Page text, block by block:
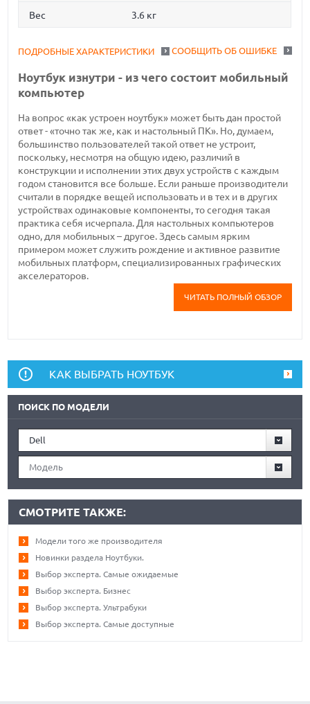
Вес 3.6 кг
СООБЩИТЬ ОБ ОШИБКЕ
ПОДРОБНЫЕ ХАРАКТЕРИСТИКИ
Ноутбук изнутри - из чего состоит мобильный
компьютер
На вопрос «как устроен ноутбук» может быть дан простой
ответ - «точно так же, как и настольный ПК». Но, думаем,
большинство пользователей такой ответ не устроит,
поскольку, несмотря на общую идею, различий в
конструкции и исполнении этих двух устройств с каждым
годом становится все больше. Если раньше производители
считали в порядке вещей использовать и в тех и в других
устройствах одинаковые компоненты, то сегодня такая
практика себя исчерпала. Для настольных компьютеров
одно, для мобильных – другое. Здесь самым ярким
примером может служить рождение и активное развитие
мобильных платформ, специализированных графических
акселераторов.
ЧИТАТЬ ПОЛНЫЙ ОБЗОР
КАК ВЫБРАТЬ НОУТБУК
ПОИСК ПО МОДЕЛИ
Dell
Модель
СМОТРИТЕ ТАКЖЕ:
Модели того же производителя
Новинки раздела Ноутбуки.
Выбор эксперта. Самые ожидаемые
Выбор эксперта. Бизнес
Выбор эксперта. Ультрабуки
Выбор эксперта. Самые доступные